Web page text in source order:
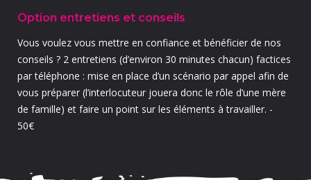
Option entretiens et conseils
Vous voulez vous mettre en confiance et bénéficier de nos
conseils ? 2 entretiens (d’environ 30 minutes chacun) factices
par téléphone : mise en place d’un scénario par appel afin de
vous préparer (l’interlocuteur jouera donc le rôle d’une mère
de famille) et faire un point sur les éléments à travailler. -
50€